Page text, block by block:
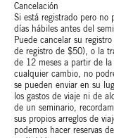
Cancelación
Si está registrado pero no
días hábiles antes del
Puede cancelar su
de registro de $50), o la
de 12 meses a partir de
cualquier cambio, no
se pueden enviar en su
los gastos de viaje ni de
de un seminario,
sus propios arreglos de
podemos hacer reservas